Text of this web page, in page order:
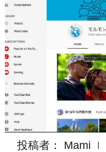
投稿者： Mami